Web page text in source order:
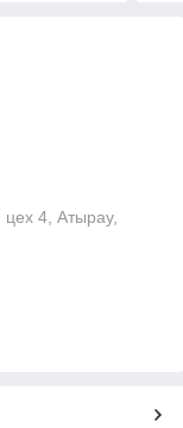
4, Атырау,